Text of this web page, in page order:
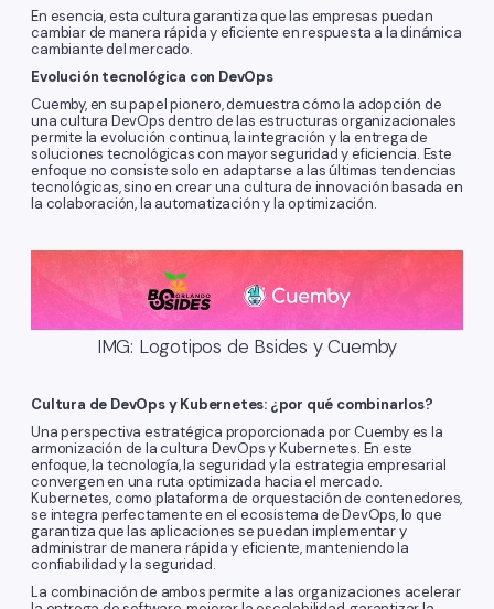
En esencia, esta cultura garantiza que las empresas puedan
cambiar de manera rápida y eficiente en respuesta a la dinámica
cambiante del mercado.
Evolución tecnológica con DevOps
Cuemby, en su papel pionero, demuestra cómo la adopción de
una cultura DevOps dentro de las estructuras organizacionales
permite la evolución continua, la integración y la entrega de
soluciones tecnológicas con mayor seguridad y eficiencia. Este
enfoque no consiste solo en adaptarse a las últimas tendencias
tecnológicas, sino en crear una cultura de innovación basada en
la colaboración, la automatización y la optimización.
IMG: Logotipos de Bsides y Cuemby
Cultura de DevOps y Kubernetes: ¿por qué combinarlos?
Una perspectiva estratégica proporcionada por Cuemby es la
armonización de la cultura DevOps y Kubernetes. En este
enfoque, la tecnología, la seguridad y la estrategia empresarial
convergen en una ruta optimizada hacia el mercado.
Kubernetes, como plataforma de orquestación de contenedores,
se integra perfectamente en el ecosistema de DevOps, lo que
garantiza que las aplicaciones se puedan implementar y
administrar de manera rápida y eficiente, manteniendo la
confiabilidad y la seguridad.
La combinación de ambos permite a las organizaciones acelerar